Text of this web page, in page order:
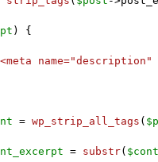
) {
= wp_strip_all_tags (
= substr(